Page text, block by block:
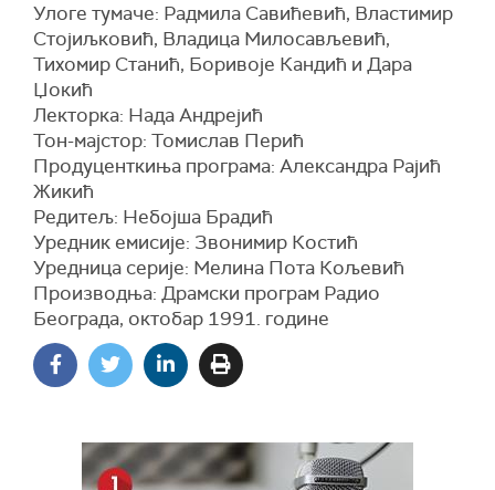
Улоге тумаче: Радмила Савићевић, Властимир
Стојиљковић, Владица Милосављевић,
Тихомир Станић, Боривоје Кандић и Дара
Џокић
Лекторка: Нада Андрејић
Тон-мајстор: Томислав Перић
Продуценткиња програма: Александра Рајић
Жикић
Редитељ: Небојша Брадић
Уредник емисије: Звонимир Костић
Уредница серије: Мелина Пота Кољевић
Производња: Драмски програм Радио
Београда, октобар 1991. године